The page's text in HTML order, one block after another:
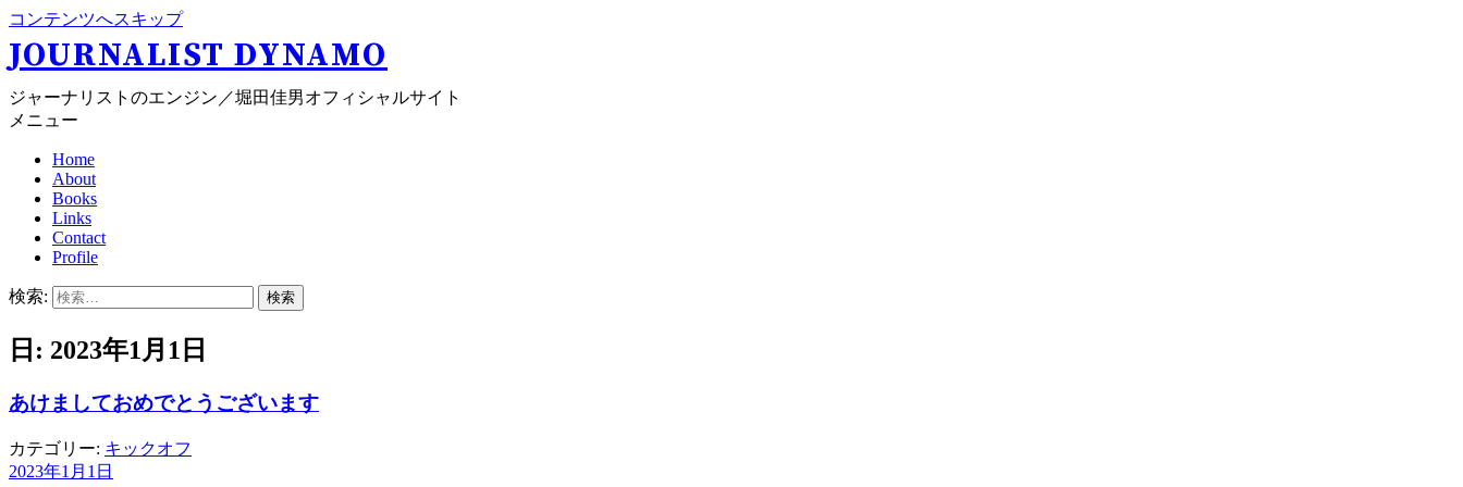
コンテンツへスキップ
JOURNALIST DYNAMO
ジャーナリストのエンジン／堀田佳男オフィシャルサイト
メニュー
Home
About
Books
Links
Contact
Profile
検索:
日: 2023年1月1日
あけましておめでとうございます
カテゴリー: キックオフ
2023年1月1日